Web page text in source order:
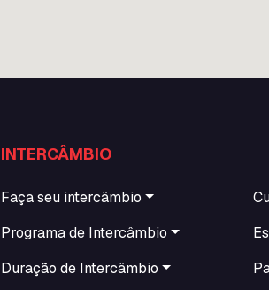
INTERCÂMBIO
Faça seu intercâmbio
Programa de Intercâmbio
Duração de Intercâmbio